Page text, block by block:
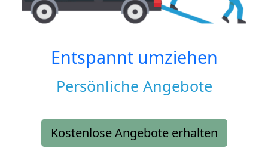
Entspannt umziehen
Persönliche Angebote
Kostenlose Angebote erhalten